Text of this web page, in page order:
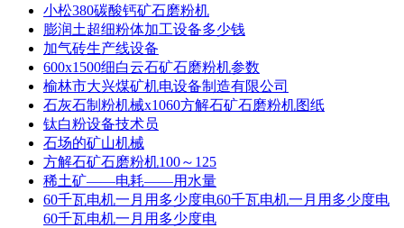
小松380碳酸钙矿石磨粉机
膨润土超细粉体加工设备多少钱
加气砖生产线设备
600x1500细白云石矿石磨粉机参数
榆林市大兴煤矿机电设备制造有限公司
石灰石制粉机械x1060方解石矿石磨粉机图纸
钛白粉设备技术员
石场的矿山机械
方解石矿石磨粉机100～125
稀土矿——电耗——用水量
60千瓦电机一月用多少度电60千瓦电机一月用多少度电
60千瓦电机一月用多少度电